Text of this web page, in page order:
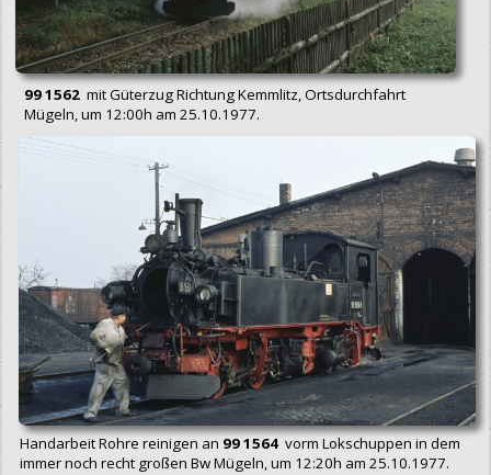
99 1562mit Güterzug Richtung Kemmlitz, Ortsdurchfahrt
Mügeln, um 12:00h am 25.10.1977.
Handarbeit Rohre reinigen an 99 1564 vorm Lokschuppen in dem
immer noch recht großen Bw Mügeln, um 12:20h am 25.10.1977.